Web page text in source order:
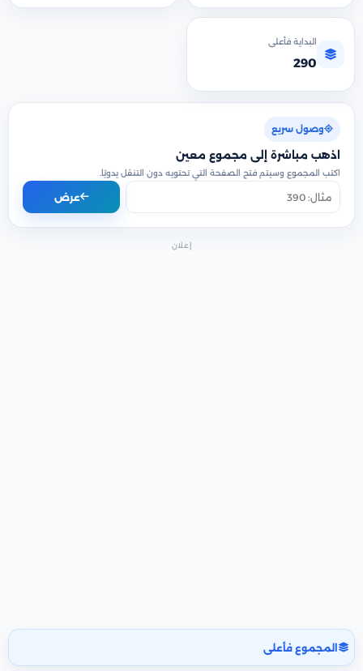
البداية فأعلى
290
وصول سريع
اذهب مباشرة إلى مجموع معين
اكتب المجموع وسيتم فتح الصفحة التي تحتويه دون التنقل يدويًا.
عرض
إعلان
المجموع فأعلى